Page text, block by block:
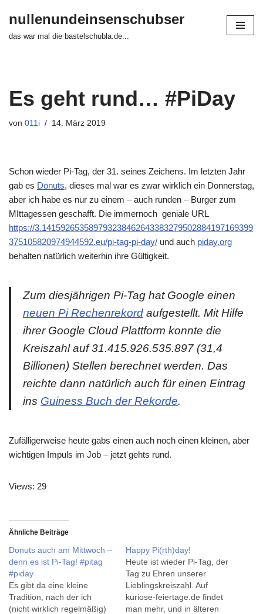
Zum
nullenundeinsenschubser
das war mal die bastelschubla.de...
Es geht rund… #PiDay
von 011i 14. März 2019
Schon wieder Pi-Tag, der 31. seines Zeichens. Im letzten Jahr
gab es Donuts, dieses mal war es zwar wirklich ein Donnerstag,
aber ich habe es nur zu einem – auch runden – Burger zum
MIttagessen geschafft. Die immernoch geniale URL
https://3.141592653589793238462643383279502884197169399
375105820974944592.eu/pi-tag-pi-day/ und auch piday.org
behalten natürlich weiterhin ihre Gültigkeit.
Zum diesjährigen Pi-Tag hat Google einen
neuen Pi Rechenrekord aufgestellt. Mit Hilfe
ihrer Google Cloud Plattform konnte die
Kreiszahl auf 31.415.926.535.897 (31,4
Billionen) Stellen berechnet werden. Das
reichte dann natürlich auch für einen Eintrag
ins Guiness Buch der Rekorde.
Zufälligerweise heute gabs einen auch noch einen kleinen, aber
wichtigen Impuls im Job – jetzt gehts rund.
Views: 29
Ähnliche Beiträge
Donuts auch am Mittwoch –
denn es ist Pi-Tag! #pitag
#piday
Es gibt da eine kleine
Tradition, nach der ich
(nicht wirklich regelmäßig)
Happy Pi(rth)day!
Heute ist wieder Pi-Tag, der
Tag zu Ehren unserer
Lieblingskreiszahl. Auf
kuriose-feiertage.de findet
man mehr, und in älteren